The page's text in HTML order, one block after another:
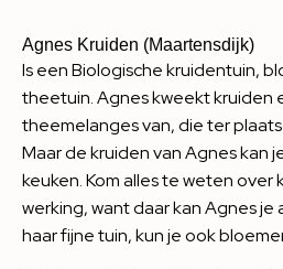
Agnes Kruiden (Maartensdijk)
Is een Biologische kruidentuin,
theetuin. Agnes kweekt kruiden
theemelanges van, die ter
Maar de kruiden van Agnes kan
keuken. Kom alles te weten over
werking, want daar kan Agnes je
haar fijne tuin, kun je ook